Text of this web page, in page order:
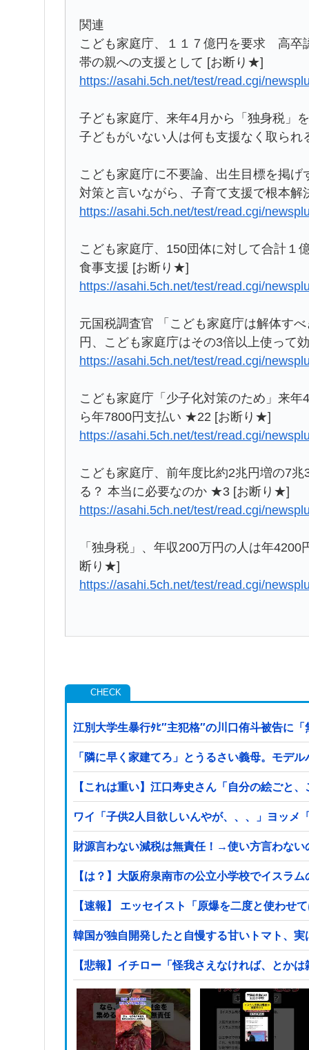
関連
こども家庭庁、１１７億円を要求 高卒
帯の親への支援として [お断り★]
https://asahi.5ch.net/test/read.cgi/
子ども家庭庁、来年4月から「独身税
子どもがいない人は何も支援なく取ら
こども家庭庁に不要論、出生目標を掲
対策と言いながら、子育て支援で根本
https://asahi.5ch.net/test/read.cgi/
こども家庭庁、150団体に対して合計
食事支援 [お断り★]
https://asahi.5ch.net/test/read.cgi/
元国税調査官 「こども家庭庁は解体す
円、こども家庭庁はその3倍以上使っ
https://asahi.5ch.net/test/read.cgi/
こども家庭庁「少子化対策のため」来
ら年7800円支払い ★22 [お断り★]
https://asahi.5ch.net/test/read.cgi/
こども家庭庁、前年度比約2兆円増の7
る？ 本当に必要なのか ★3 [お断り★]
https://asahi.5ch.net/test/read.cgi/
「独身税」、年収200万円の人は年
断り★]
https://asahi.5ch.net/test/read.cgi/
江別大学生暴行ﾀﾋ″主犯格″の川口侑斗被告に
「隣に早く家建てろ」とうるさい義母。モデ
【これは重い】江口寿史さん「自分の絵ごと
ワイ「子供2人目欲しいんやが、、、」ヨッメ
財源言わない減税は無責任！→使い方言わない
【は？】大阪府泉南市の公立小学校でイスラ
【速報】 エッセイスト「原爆を二度と使わ
韓国が独自開発したと自慢する甘いトマト、
【悲報】イチロー「怪我さえなければ、とか